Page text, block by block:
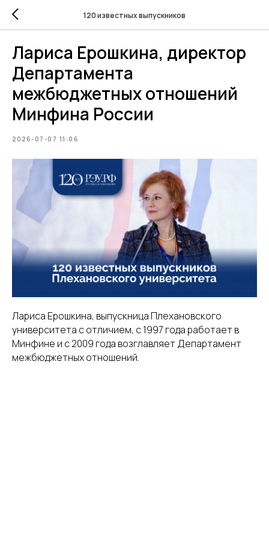
120 известных выпускников
Лариса Ерошкина, директор
Департамента
межбюджетных отношений
Минфина России
2026-07-07 11:06
Лариса Ерошкина, выпускница Плехановского
университета с отличием, с 1997 года работает в
Минфине и с 2009 года возглавляет Департамент
межбюджетных отношений.